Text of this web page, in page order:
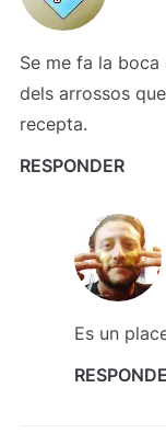
Se me fa la
dels arrossos
recepta.
RESPONDER
Es un